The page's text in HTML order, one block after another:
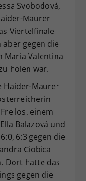
Svobodová,
Maurer
Viertelfinale
gegen die
Maria Valentina
holen war.
Haider-Maurer
einem
Balázová und
6:3 gegen die
Ciobica
Dort hatte das
gegen die